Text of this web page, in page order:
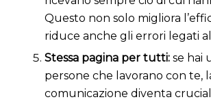
Questo non solo migliora
riduce anche gli errori legati
Stessa pagina per tutti: se hai
persone che lavorano con te,
comunicazione diventa